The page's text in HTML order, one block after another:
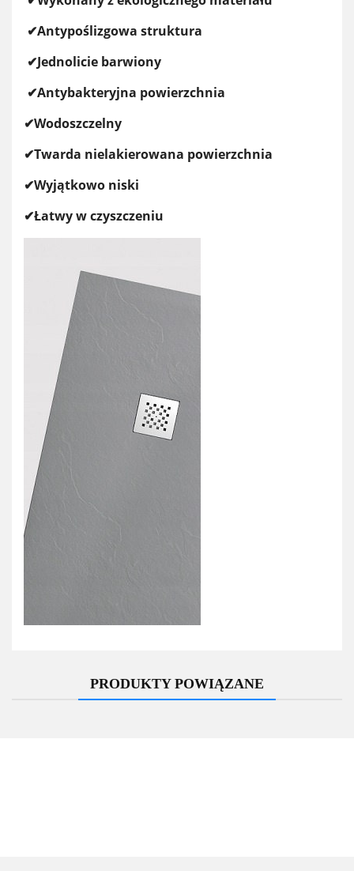
✔Antypoślizgowa struktura
✔Jednolicie barwiony
✔Antybakteryjna powierzchnia
✔Wodoszczelny
✔Twarda nielakierowana powierzchnia
✔Wyjątkowo niski
✔Łatwy w czyszczeniu
PRODUKTY POWIĄZANE